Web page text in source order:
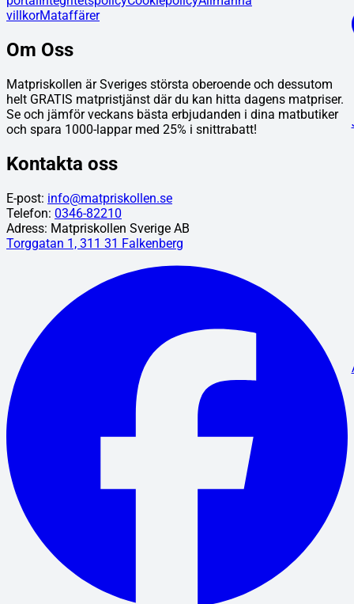
villkorMataffärer
Om Oss
Matpriskollen är Sveriges största oberoende och dessutom
helt GRATIS matpristjänst där du kan hitta dagens matpriser.
Se och jämför veckans bästa erbjudanden i dina matbutiker
och spara 1000-lappar med 25% i snittrabatt!
Kontakta oss
E-post: info@matpriskollen.se
Telefon: 0346-82210
Adress: Matpriskollen Sverige AB
Torggatan 1, 311 31 Falkenberg